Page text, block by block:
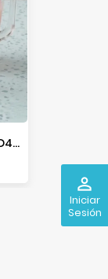
perm_identity
Iniciar
Sesión
8639 JGO AGUA 5PZ MEMPHIS D4V
Precio
$15.00